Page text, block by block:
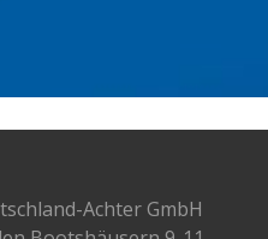
Achter GmbH